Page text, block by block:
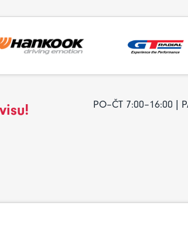
PO–ČT 7:00–16:00 |